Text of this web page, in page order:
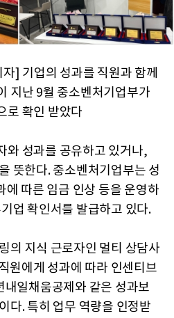
] 기업의 성과를 직원과 함께
지난 9월 중소벤처기업부가
로 확인 받았다
와 성과를 공유하고 있거나,
뜻한다. 중소벤처기업부는 성
따른 임금 인상 등을 운영하
업 확인서를 발급하고 있다.
의 지식 근로자인 멀티 상담사
원에게 성과에 따라 인센티브
일채움공제와 같은 성과보
다. 특히 업무 역량을 인정받